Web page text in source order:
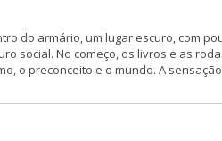
do armário, um lugar escuro, com
social. No começo, os livros e as
o preconceito e o mundo. A